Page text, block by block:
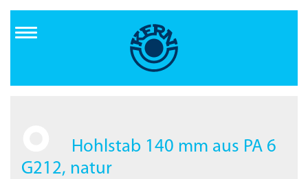
Inhalt
Hohlstab 140 mm aus PA 6
G212, natur